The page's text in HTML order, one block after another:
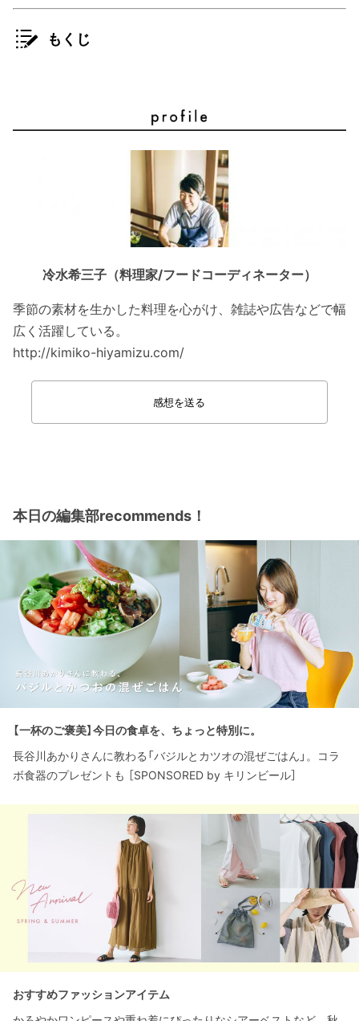
もくじ
冷水希三子（料理家/フードコーディネーター）
季節の素材を生かした料理を心がけ、雑誌や広告などで幅
広く活躍している。
http://kimiko-hiyamizu.com/
感想を送る
本日の編集部recommends！
【一杯のご褒美】今日の食卓を、ちょっと特別に。
長谷川あかりさんに教わる「バジルとカツオの混ぜごはん」。コラ
ボ食器のプレゼントも ［SPONSORED by キリンビール］
おすすめファッションアイテム